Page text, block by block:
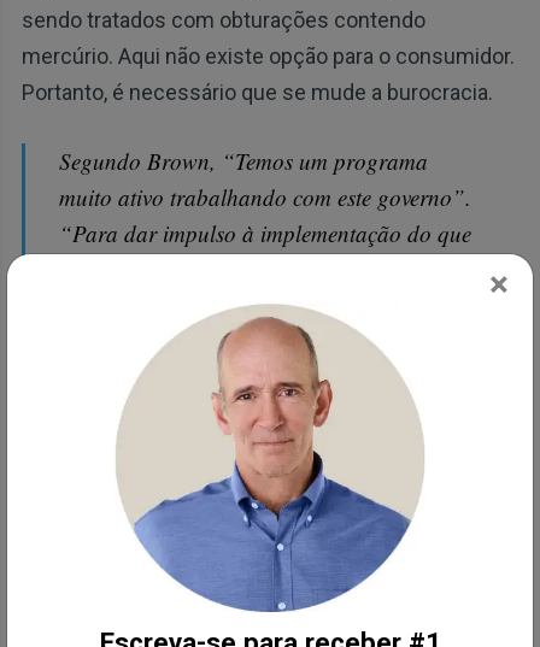
sendo tratados com obturações contendo
mercúrio. Aqui não existe opção para o consumidor.
Portanto, é necessário que se mude a burocracia.
Segundo Brown, “Temos um programa
muito ativo trabalhando com este governo”.
“Para dar impulso à implementação do que
que é acabar com o amálgama para crianças
e mulheres grávidas, recentemente me reuni
outra vez com um consórcio de agências
federais, o Gabinete do Secretário Adjunto
da Saúde, a Agência de Proteção Ambiental,
o Conselho de Qualidade Ambiental da Casa
Branca.
O que a agência governamental sobre ciência
e saúde diz, surpreendentemente, nem sequer
×